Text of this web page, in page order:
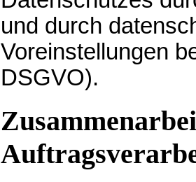
und durch
Voreinstellungen
DSGVO).